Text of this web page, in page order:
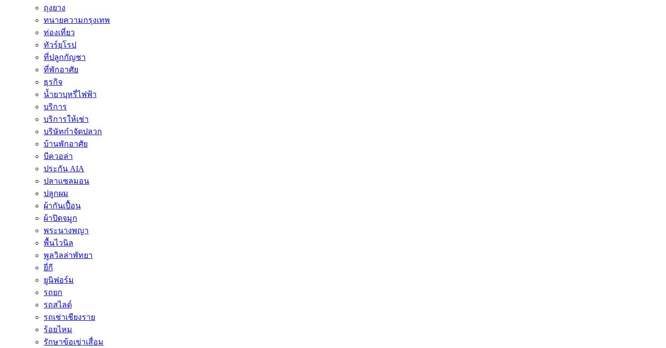
ถุงยาง
ทนายความกรุงเทพ
ท่องเที่ยว
ทัวร์ยุโรป
ที่ปลูกกัญชา
ที่พักอาศัย
ธุรกิจ
น้ำยาบุหรี่ไฟฟ้า
บริการ
บริการให้เช่า
บริษัทกำจัดปลวก
บ้านพักอาศัย
บีควอล่า
ประกัน AIA
ปลาแซลมอน
ปลูกผม
ผ้ากันเปื้อน
ผ้าปิดจมูก
พระนางพญา
พื้นไวนิล
พูลวิลล่าพัทยา
ยี่กี
ยูนิฟอร์ม
รถยก
รถสไลด์
รถเช่าเชียงราย
ร้อยไหม
รักษาข้อเข่าเสื่อม